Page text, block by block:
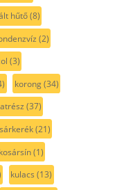
hűtő(8)
(2)
(3)
korong(34)
(37)
(21)
kosársín(1)
kulacs (13)